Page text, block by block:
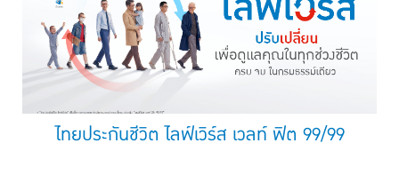
ไทยประกันชีวิต ไลฟ์เวิร์ส เวลท์ ฟิต 99/99